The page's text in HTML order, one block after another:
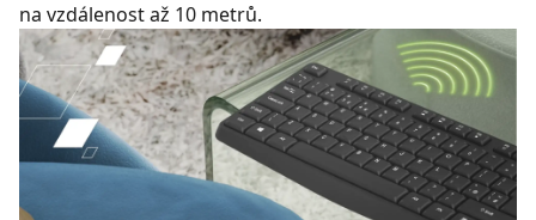
na vzdálenost až 10 metrů.